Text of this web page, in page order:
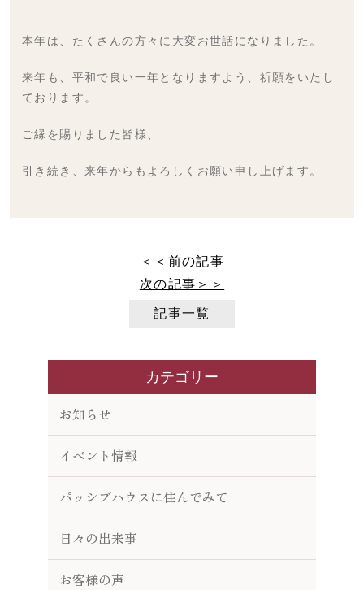
本年は、たくさんの方々に大変お世話になりました。
来年も、平和で良い一年となりますよう、祈願をいたし
ております。
ご縁を賜りました皆様、
引き続き、来年からもよろしくお願い申し上げます。
＜＜前の記事
記事一覧
次の記事＞＞
カテゴリー
お知らせ
イベント情報
パッシブハウスに住んでみて
日々の出来事
お客様の声